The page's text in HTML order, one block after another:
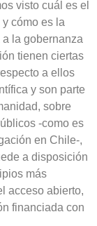
visto cuál es el
cómo es la
la gobernanza
tienen ciertas
a ellos
y son parte
sobre
-como es
en Chile-,
a disposición
más
acceso abierto,
financiada con